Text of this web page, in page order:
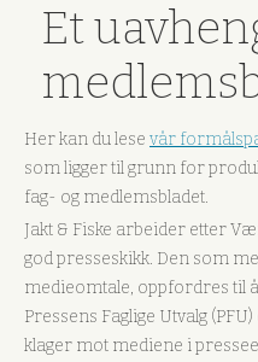
Et
Her kan du lese vår
som ligger til grunn for
fag- og medlemsbladet.
Jakt & Fiske arbeider etter
god presseskikk. Den som
medieomtale, oppfordres til
Pressens Faglige Utvalg
klager mot mediene i